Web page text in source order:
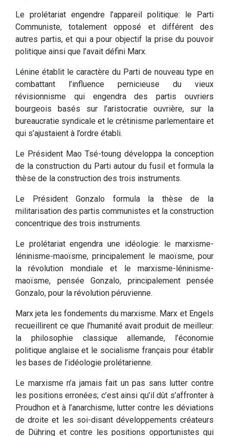
Le prolétariat engendre l’appareil politique: le Parti
Communiste, totalement opposé et différent des
autres partis, et qui a pour objectif la prise du pouvoir
politique ainsi que l’avait défini Marx.
Lénine établit le caractère du Parti de nouveau type en
combattant l’influence pernicieuse du vieux
révisionnisme qui engendra des partis ouvriers
bourgeois basés sur l’aristocratie ouvrière, sur la
bureaucratie syndicale et le crétinisme parlementaire et
qui s’ajustaient à l’ordre établi.
Le Président Mao Tsé-toung développa la conception
de la construction du Parti autour du fusil et formula la
thèse de la construction des trois instruments.
Le Président Gonzalo formula la thèse de la
militarisation des partis communistes et la construction
concentrique des trois instruments.
Le prolétariat engendra une idéologie: le marxisme-
léninisme-maoïsme, principalement le maoïsme, pour
la révolution mondiale et le marxisme-léninisme-
maoïsme, pensée Gonzalo, principalement pensée
Gonzalo, pour la révolution péruvienne.
Marx jeta les fondements du marxisme. Marx et Engels
recueillirent ce que l’humanité avait produit de meilleur:
la philosophie classique allemande, l’économie
politique anglaise et le socialisme français pour établir
les bases de l’idéologie prolétarienne.
Le marxisme n’a jamais fait un pas sans lutter contre
les positions erronées; c’est ainsi qu’il dût s’affronter à
Proudhon et à l’anarchisme, lutter contre les déviations
de droite et les soi-disant développements créateurs
de Dühring et contre les positions opportunistes qui